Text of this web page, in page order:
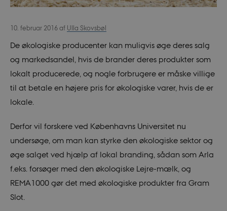
10. februar 2016 af Ulla Skovsbøl
De økologiske producenter kan muligvis øge deres salg
og markedsandel, hvis de brander deres produkter som
lokalt producerede, og nogle forbrugere er måske villige
til at betale en højere pris for økologiske varer, hvis de er
lokale.
Derfor vil forskere ved Københavns Universitet nu
undersøge, om man kan styrke den økologiske sektor og
øge salget ved hjælp af lokal branding, sådan som Arla
f.eks. forsøger med den økologiske Lejre-mælk, og
REMA1000 gør det med økologiske produkter fra Gram
Slot.